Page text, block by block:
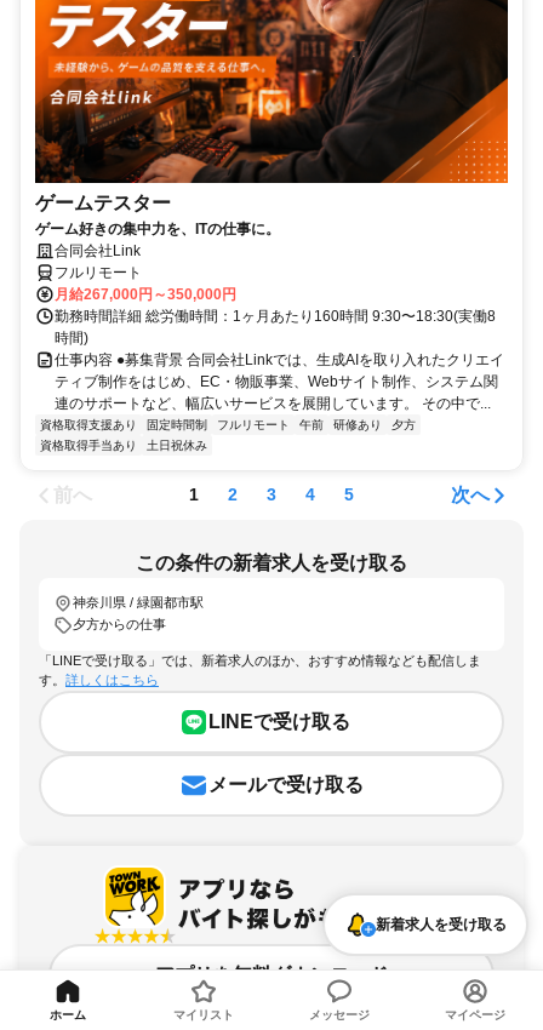
ゲームテスター
ゲーム好きの集中力を、ITの仕事に。
合同会社Link
フルリモート
月給267,000円～350,000円
勤務時間詳細 総労働時間：1ヶ月あたり160時間 9:30〜18:30(実働8
時間)
仕事内容 ●募集背景 合同会社Linkでは、生成AIを取り入れたクリエイ
ティブ制作をはじめ、EC・物販事業、Webサイト制作、システム関
連のサポートなど、幅広いサービスを展開しています。 その中で...
資格取得支援あり 固定時間制 フルリモート 午前 研修あり
夕方
資格取得手当あり
土日祝休み
前へ 1 2 3 4 5 次へ
この条件の新着求人を受け取る
神奈川県 / 緑園都市駅
夕方からの仕事
「LINEで受け取る」では、新着求人のほか、おすすめ情報なども配信しま
す。 詳しくはこちら
LINEで受け取る
メールで受け取る
アプリを無料ダウンロード
新着求人を受け取る
ホーム マイリスト メッセージ マイページ